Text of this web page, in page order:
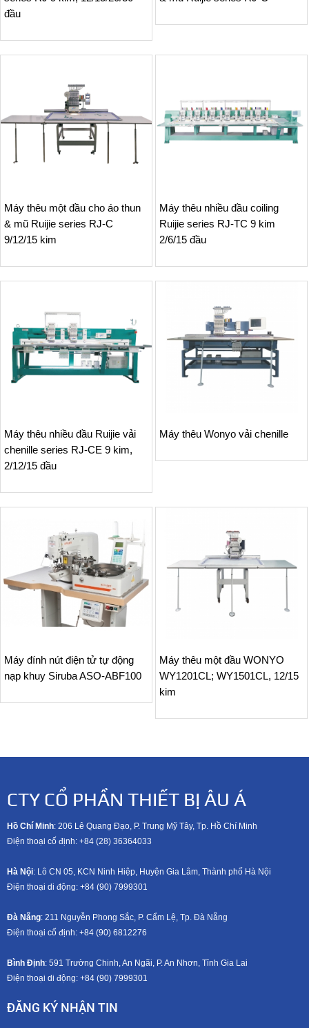
đầu
Máy thêu một đầu cho áo thun
& mũ Ruijie series RJ-C
9/12/15 kim
Máy thêu nhiều đầu coiling
Ruijie series RJ-TC 9 kim
2/6/15 đầu
Máy thêu nhiều đầu Ruijie vải
chenille series RJ-CE 9 kim,
2/12/15 đầu
Máy thêu Wonyo vải chenille
Máy đính nút điện tử tự động
nạp khuy Siruba ASO-ABF100
Máy thêu một đầu WONYO
WY1201CL; WY1501CL, 12/15
kim
CTY CỔ PHẦN THIẾT BỊ ÂU Á
Hồ Chí Minh: 206 Lê Quang Đạo, P. Trung Mỹ Tây, Tp. Hồ Chí Minh
Điện thoại cố định: +84 (28) 36364033
Hà Nội: Lô CN 05, KCN Ninh Hiệp, Huyện Gia Lâm, Thành phố Hà Nội
Điện thoại di động: +84 (90) 7999301
Đà Nẵng: 211 Nguyễn Phong Sắc, P. Cẩm Lệ, Tp. Đà Nẵng
Điện thoại cố định: +84 (90) 6812276
Bình Định: 591 Trường Chinh, An Ngãi, P. An Nhơn, Tỉnh Gia Lai
Điện thoại di động: +84 (90) 7999301
ĐĂNG KÝ NHẬN TIN